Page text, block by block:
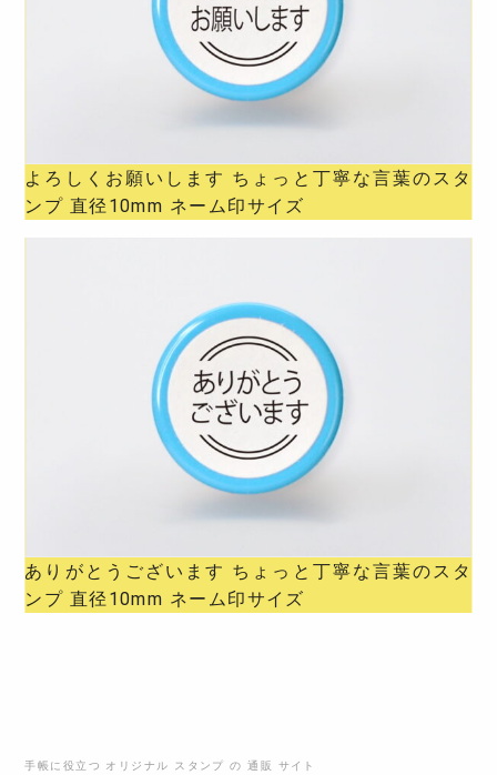
よろしくお願いします ちょっと丁寧な言葉のスタ
ンプ 直径10mm ネーム印サイズ
ありがとうございます ちょっと丁寧な言葉のスタ
ンプ 直径10mm ネーム印サイズ
手帳に役立つ オリジナル スタンプ の 通販 サイト